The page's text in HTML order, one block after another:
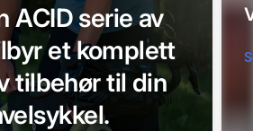
ACID serie av
et komplett
tilbehør til din